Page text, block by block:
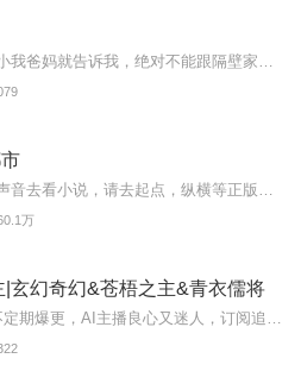
万
|玄幻奇幻&苍梧之主&青衣儒将